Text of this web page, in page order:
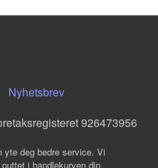
Nyhetsbrev
926473956
deg bedre service. Vi
i handlekurven din.